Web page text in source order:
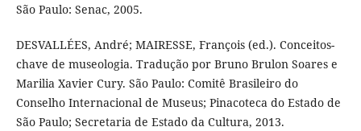
São Paulo: Senac, 2005.
DESVALLÉES, André; MAIRESSE, François (ed.). Conceitos-
chave de museologia. Tradução por Bruno Brulon Soares e
Marilia Xavier Cury. São Paulo: Comitê Brasileiro do
Conselho Internacional de Museus; Pinacoteca do Estado de
São Paulo; Secretaria de Estado da Cultura, 2013.